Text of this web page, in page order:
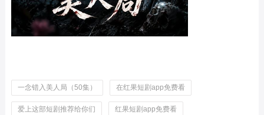
一念错入美人局（50集） 在红果短剧app免费看
爱上这部短剧推荐给你们 红果短剧app免费看